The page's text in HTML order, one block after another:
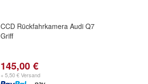
CCD Rückfahrkamera Audi Q7
Griff
145,00 €
+ 5,50 € Versand